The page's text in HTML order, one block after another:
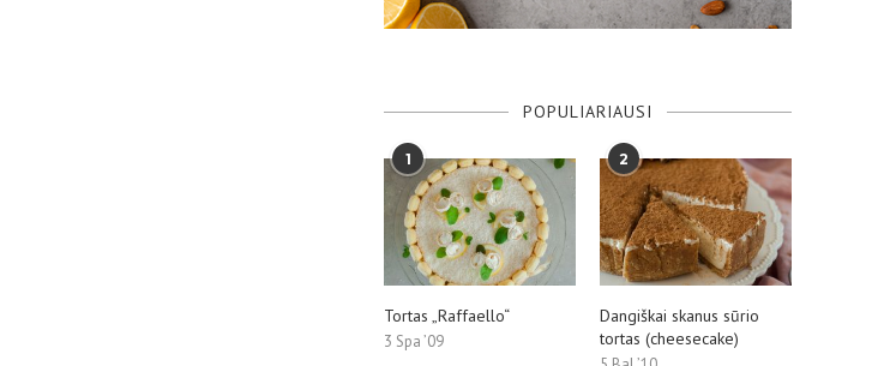
POPULIARIAUSI
1
Tortas „Raffaello“
3 Spa ’09
2
Dangiškai skanus sūrio
tortas (cheesecake)